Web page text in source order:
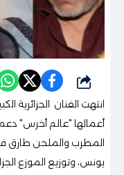
شارك
انتهت الفنان الجزائرية
أعمالها "عالم أخرس"
المطرب والملحن طارق
يونس، وتوزيع الموزع